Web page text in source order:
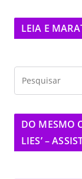
LEIA E
DO MESMO
LIES’ –